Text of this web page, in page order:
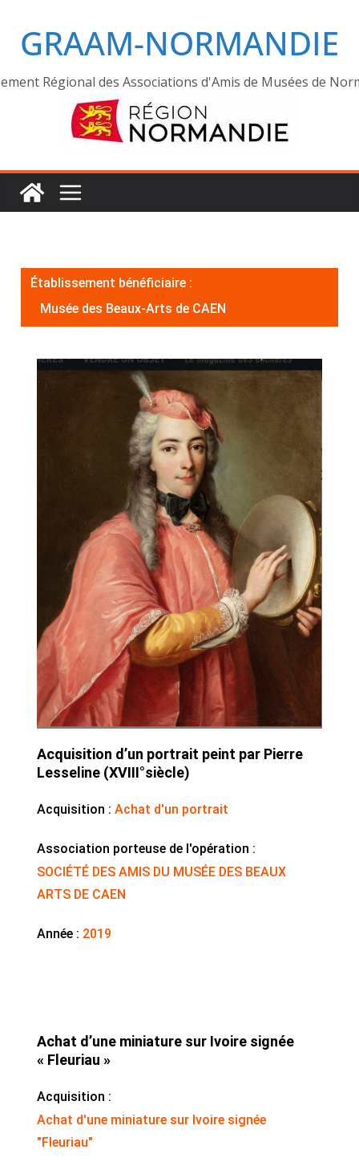
GRAAM-NORMANDIE
Régional des Associations d'Amis de Musées de
Établissement bénéficiaire :
Musée des Beaux-Arts de CAEN
Acquisition d’un portrait peint par Pierre
Lesseline (XVIII°siècle)
Acquisition : Achat d'un portrait
Association porteuse de l'opération :
SOCIÉTÉ DES AMIS DU MUSÉE DES BEAUX
ARTS DE CAEN
Année : 2019
Achat d’une miniature sur Ivoire signée
« Fleuriau »
Acquisition :
Achat d'une miniature sur Ivoire signée
"Fleuriau"